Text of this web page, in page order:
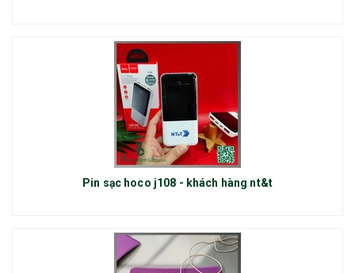
Pin sạc hoco j108 - khách hàng nt&t